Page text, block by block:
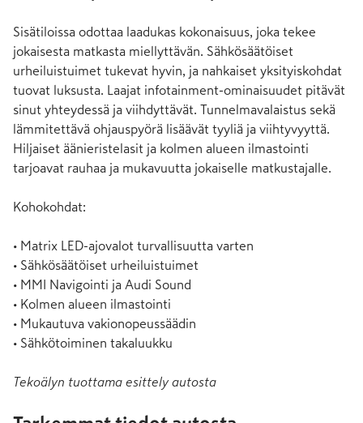
Sisätiloissa odottaa laadukas kokonaisuus, joka tekee
jokaisesta matkasta miellyttävän. Sähkösäätöiset
urheiluistuimet tukevat hyvin, ja nahkaiset yksityiskohdat
tuovat luksusta. Laajat infotainment-ominaisuudet pitävät
sinut yhteydessä ja viihdyttävät. Tunnelmavalaistus sekä
lämmitettävä ohjauspyörä lisäävät tyyliä ja viihtyvyyttä.
Hiljaiset äänieristelasit ja kolmen alueen ilmastointi
tarjoavat rauhaa ja mukavuutta jokaiselle matkustajalle.
Kohokohdat:
• Matrix LED-ajovalot turvallisuutta varten
• Sähkösäätöiset urheiluistuimet
• MMI Navigointi ja Audi Sound
• Kolmen alueen ilmastointi
• Mukautuva vakionopeussäädin
• Sähkötoiminen takaluukku
Tekoälyn tuottama esittely autosta